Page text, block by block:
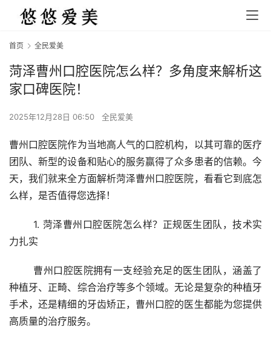
首页 全民爱美
菏泽曹州口腔医院怎么样？多角度来解析这
家口碑医院！
2025年12月28日 06:50 全民爱美
曹州口腔医院作为当地高人气的口腔机构，以其可靠的医疗
团队、新型的设备和贴心的服务赢得了众多患者的信赖。今
天，我们就来全方面解析菏泽曹州口腔医院，看看它到底怎
么样，是否值得您选择！
力扎实
种植牙、正畸、综合治疗等多个领域。无论是复杂的种植牙
手术，还是精细的牙齿矫正，曹州口腔的医生都能为您提供
高质量的治疗服务。